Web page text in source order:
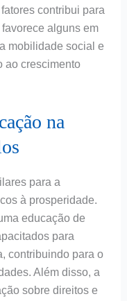
contribui para
alguns em
mobilidade social e
ao crescimento
na
para a
à prosperidade.
educação de
para
contribuindo para o
Além disso, a
sobre direitos e